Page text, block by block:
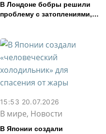
В Лондоне бобры решили
проблему с затоплениями,
15:53 20.07.2026
В мире, Новости
В Японии создали